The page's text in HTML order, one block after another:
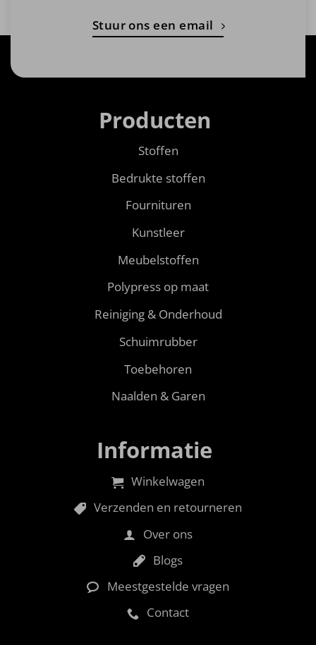
Stuur ons een email
Producten
Stoffen
Bedrukte stoffen
Fournituren
Kunstleer
Meubelstoffen
Polypress op maat
Reiniging & Onderhoud
Schuimrubber
Toebehoren
Naalden & Garen
Informatie
Winkelwagen
Verzenden en retourneren
Over ons
Blogs
Meestgestelde vragen
Contact